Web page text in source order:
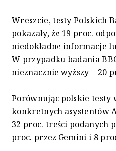
Wreszcie, testy Polskich
pokazały, że 19 proc.
niedokładne informacje
W przypadku badania
nieznacznie wyższy – 20
Porównując polskie testy
konkretnych asystentów
32 proc. treści podanych
proc. przez Gemini i 8